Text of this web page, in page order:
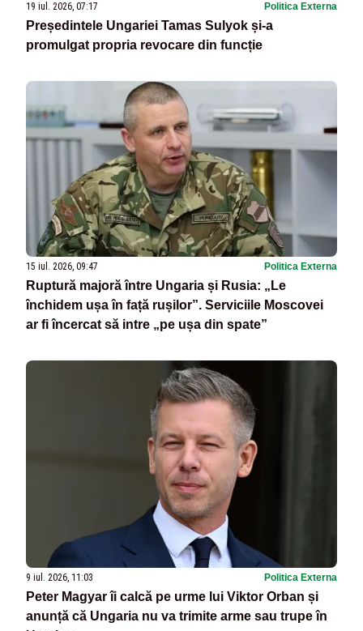
19 iul. 2026, 07:17 Politica Externa
Președintele Ungariei Tamas Sulyok și-a
promulgat propria revocare din funcție
15 iul. 2026, 09:47 Politica Externa
Ruptură majoră între Ungaria și Rusia: „Le
închidem ușa în față rușilor”. Serviciile Moscovei
ar fi încercat să intre „pe ușa din spate”
9 iul. 2026, 11:03 Politica Externa
Peter Magyar îi calcă pe urme lui Viktor Orban și
anunță că Ungaria nu va trimite arme sau trupe în